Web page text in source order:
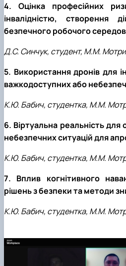
4. Оцінка професійних
інвалідністю, створення
безпечного робочого
Д.С. Синчук, студент, М.М.
5. Використання дронів для
важкодоступних або
К.Ю. Бабич, студентка, М.М.
6. Віртуальна реальність для
небезпечних ситуацій для
К.Ю. Бабич, студентка, М.М.
7. Вплив когнітивного
рішень з безпеки та методи
К.Ю. Бабич, студентка, М.М.